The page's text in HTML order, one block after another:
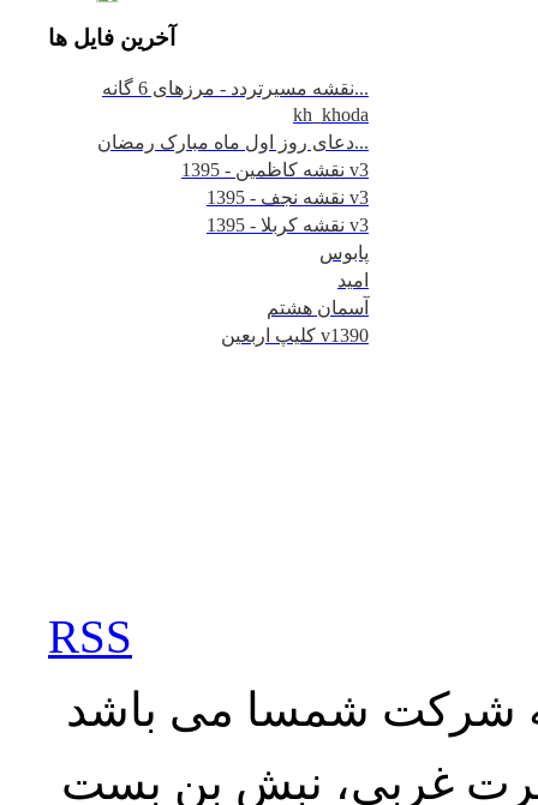
آخرين فايل ها
نقشه مسیرتردد - مرزهای 6 گانه...
kh_khoda
دعای روز اول ماه مبارک رمضان...
نقشه کاظمین - 1395 v3
نقشه نجف - 1395 v3
نقشه کربلا - 1395 v3
پابوس
امید
آسمان هشتم
کلیپ اربعین v1390
RSS
شرکت شمسا می باشد
غربی، نبش بن بست